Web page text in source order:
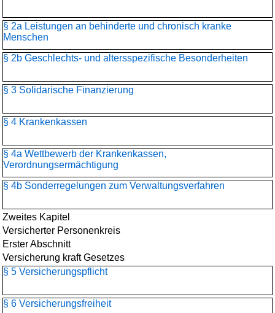
§ 2a Leistungen an behinderte und chronisch kranke
Menschen
§ 2b Geschlechts- und altersspezifische Besonderheiten
§ 3 Solidarische Finanzierung
§ 4 Krankenkassen
§ 4a Wettbewerb der Krankenkassen,
Verordnungsermächtigung
§ 4b Sonderregelungen zum Verwaltungsverfahren
Zweites Kapitel
Versicherter Personenkreis
Erster Abschnitt
Versicherung kraft Gesetzes
§ 5 Versicherungspflicht
§ 6 Versicherungsfreiheit